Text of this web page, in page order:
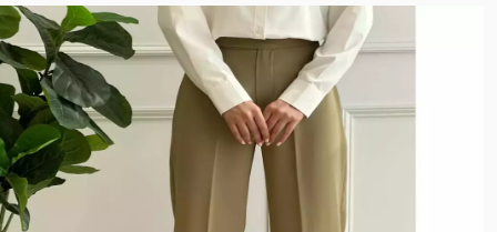
نخ بامبو
پارچه کوبایی
میکروفایبر